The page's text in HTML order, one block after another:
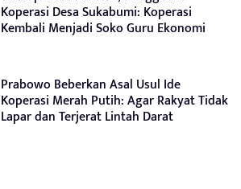
Koperasi Desa Sukabumi: Koperasi
Kembali Menjadi Soko Guru Ekonomi
Prabowo Beberkan Asal Usul Ide
Koperasi Merah Putih: Agar Rakyat Tidak
Lapar dan Terjerat Lintah Darat